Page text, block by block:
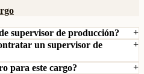
supervisor de producción?
un supervisor de
para este cargo?